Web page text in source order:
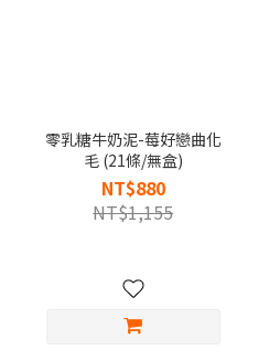
零乳糖牛奶泥-莓好戀曲化
毛 (21條/無盒)
NT$880
NT$1,155